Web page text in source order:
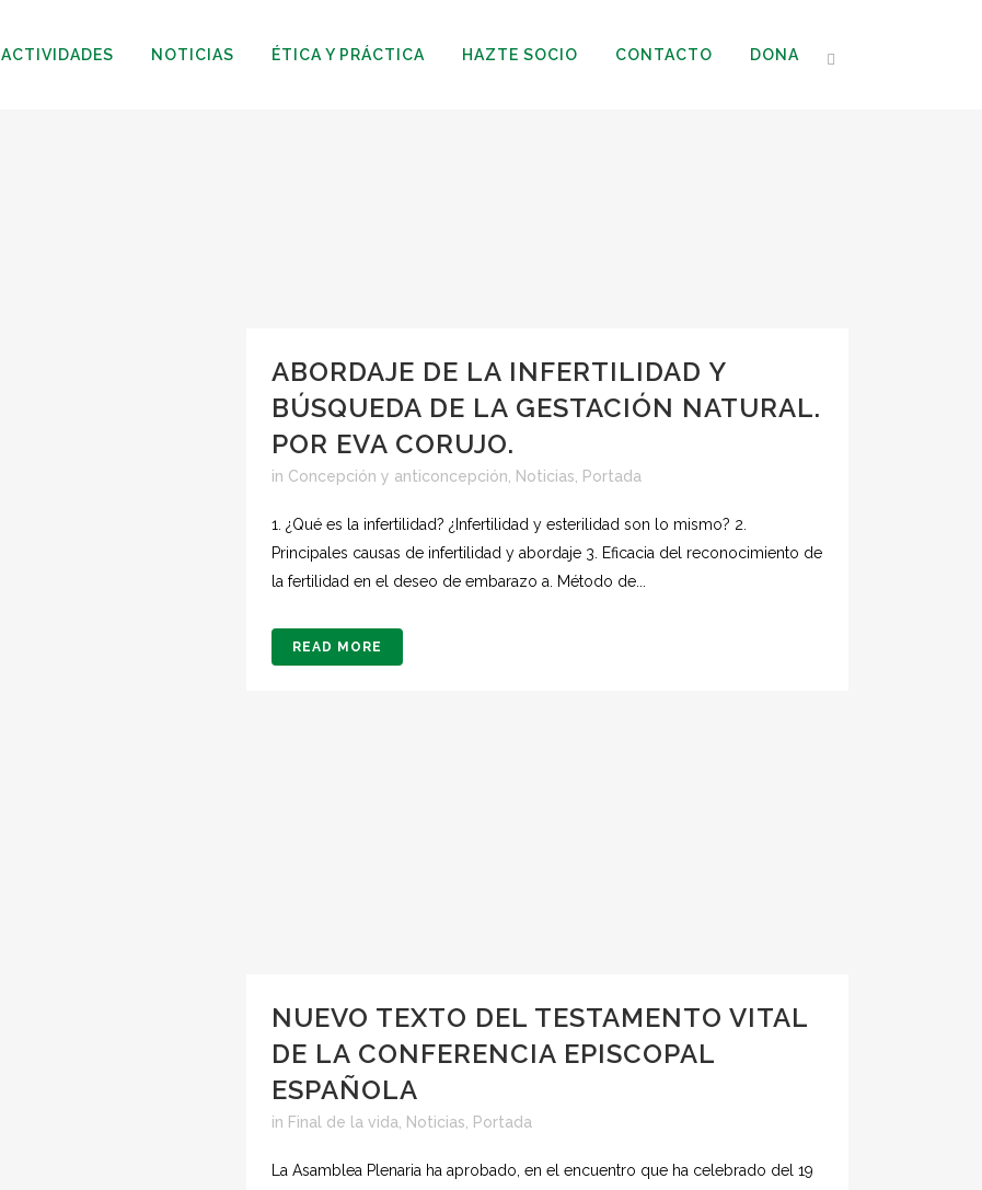
ACTIVIDADES NOTICIAS ÉTICA Y PRÁCTICA HAZTE SOCIO CONTACTO DONA
ABORDAJE DE LA INFERTILIDAD Y
BÚSQUEDA DE LA GESTACIÓN NATURAL.
POR EVA CORUJO.
in Concepción y anticoncepción Noticias Portada
1. ¿Qué es la infertilidad? ¿Infertilidad y esterilidad son lo mismo? 2.
Principales causas de infertilidad y abordaje 3. Eficacia del reconocimiento de
la fertilidad en el deseo de embarazo a. Método de...
READ MORE
NUEVO TEXTO DEL TESTAMENTO VITAL
DE LA CONFERENCIA EPISCOPAL
ESPAÑOLA
in Final de la vida Noticias Portada
La Asamblea Plenaria ha aprobado, en el encuentro que ha celebrado del 19